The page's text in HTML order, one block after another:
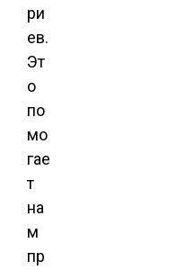
ри
ев.
Эт
о
по
мо
гае
т
на
м
пр